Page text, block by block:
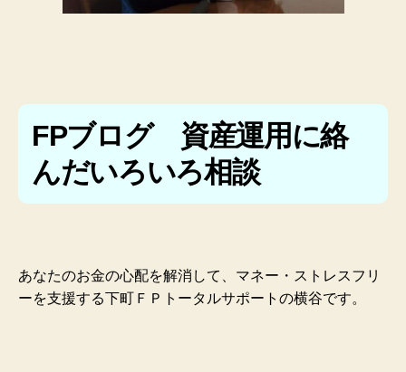
FPブログ 資産運用に絡
んだいろいろ相談
あなたのお金の心配を解消して、マネー・ストレスフリ
ーを支援する下町ＦＰトータルサポートの横谷です。